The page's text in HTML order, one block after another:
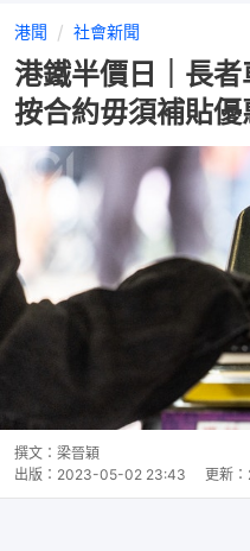
港聞 社會新聞
港鐵半價日｜長
按合約毋須補貼優
撰文： 梁晉穎
出版： 2023-05-02 23:43 更新：